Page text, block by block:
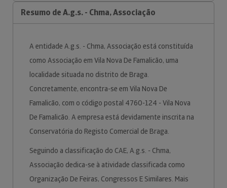
Resumo de A.g.s. - Chma, Associação
A entidade A.g.s. - Chma, Associação está constituída
como Associação em Vila Nova De Famalicão, uma
localidade situada no distrito de Braga.
Concretamente, encontra-se em Vila Nova De
Famalicão, com o código postal 4760-124 - Vila Nova
De Famalicão. A empresa está devidamente inscrita na
Conservatória do Registo Comercial de Braga.
Seguindo a classificação do CAE, A.g.s. - Chma,
Associação dedica-se à atividade classificada como
Organização De Feiras, Congressos E Similares. Mais